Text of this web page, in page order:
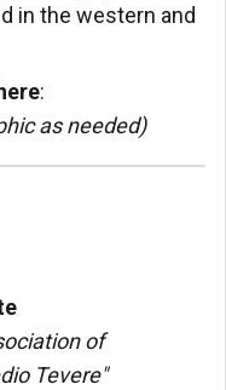
in the western and
:
as needed)
of
Tevere"